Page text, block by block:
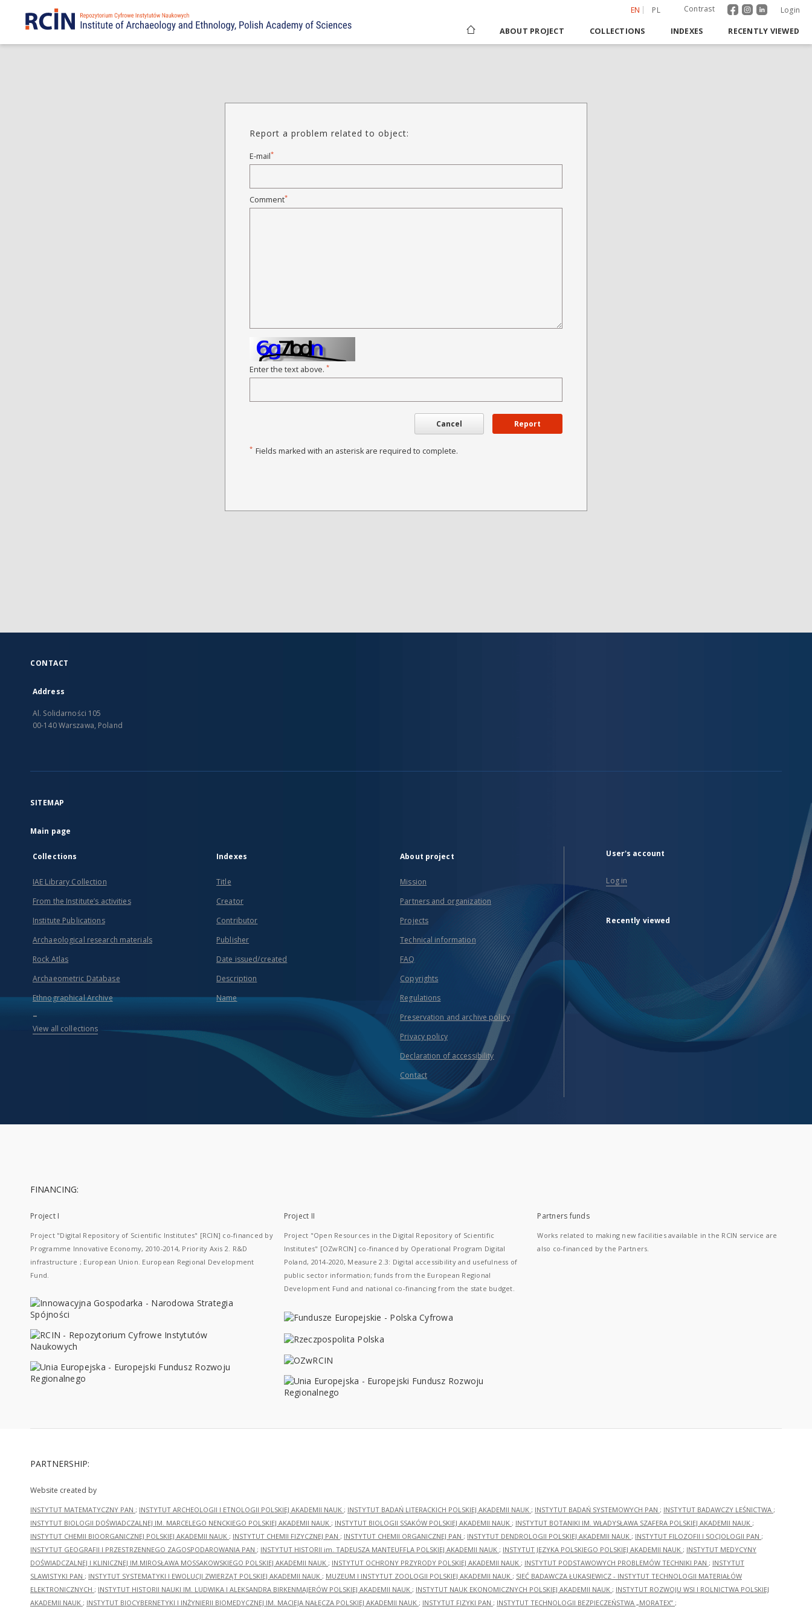
EN PL Contrast Login
ABOUT PROJECT COLLECTIONS INDEXES RECENTLY VIEWED
Report a problem related to object:
E-mail*
Comment*
Enter the text above. *
Cancel Report
* Fields marked with an asterisk are required to complete.
CONTACT
Address
Al. Solidarności 105
00-140 Warszawa, Poland
SITEMAP
Main page
Collections
IAE Library Collection
From the Institute’s activities
Institute Publications
Archaeological research materials
Rock Atlas
Archaeometric Database
Ethnographical Archive
...
View all collections
Indexes
Title
Creator
Contributor
Publisher
Date issued/created
Description
Name
About project
Mission
Partners and organization
Projects
Technical information
FAQ
Copyrights
Regulations
Preservation and archive policy
Privacy policy
Declaration of accessibility
Contact
User's account
Log in
Recently viewed
FINANCING:
Project I
Project "Digital Repository of Scientific Institutes" [RCIN] co-financed by
Programme Innovative Economy, 2010-2014, Priority Axis 2. R&D
infrastructure ; European Union. European Regional Development
Fund.
Project II
Project "Open Resources in the Digital Repository of Scientific
Institutes" [OZwRCIN] co-financed by Operational Program Digital
Poland, 2014-2020, Measure 2.3: Digital accessibility and usefulness of
public sector information; funds from the European Regional
Development Fund and national co-financing from the state budget.
Partners funds
Works related to making new facilities available in the RCIN service are
also co-financed by the Partners.
PARTNERSHIP:
Website created by
INSTYTUT MATEMATYCZNY PAN ; INSTYTUT ARCHEOLOGII I ETNOLOGII POLSKIEJ AKADEMII NAUK ; INSTYTUT BADAŃ LITERACKICH POLSKIEJ AKADEMII NAUK ; INSTYTUT BADAŃ SYSTEMOWYCH PAN ; INSTYTUT BADAWCZY LEŚNICTWA ;
INSTYTUT BIOLOGII DOŚWIADCZALNEJ IM. MARCELEGO NENCKIEGO POLSKIEJ AKADEMII NAUK ; INSTYTUT BIOLOGII SSAKÓW POLSKIEJ AKADEMII NAUK ; INSTYTUT BOTANIKI IM. WŁADYSŁAWA SZAFERA POLSKIEJ AKADEMII NAUK ;
INSTYTUT CHEMII BIOORGANICZNEJ POLSKIEJ AKADEMII NAUK ; INSTYTUT CHEMII FIZYCZNEJ PAN ; INSTYTUT CHEMII ORGANICZNEJ PAN ; INSTYTUT DENDROLOGII POLSKIEJ AKADEMII NAUK ; INSTYTUT FILOZOFII I SOCJOLOGII PAN ;
INSTYTUT GEOGRAFII I PRZESTRZENNEGO ZAGOSPODAROWANIA PAN ; INSTYTUT HISTORII im. TADEUSZA MANTEUFFLA POLSKIEJ AKADEMII NAUK ; INSTYTUT JĘZYKA POLSKIEGO POLSKIEJ AKADEMII NAUK ; INSTYTUT MEDYCYNY
DOŚWIADCZALNEJ I KLINICZNEJ IM.MIROSŁAWA MOSSAKOWSKIEGO POLSKIEJ AKADEMII NAUK ; INSTYTUT OCHRONY PRZYRODY POLSKIEJ AKADEMII NAUK ; INSTYTUT PODSTAWOWYCH PROBLEMÓW TECHNIKI PAN ; INSTYTUT
SLAWISTYKI PAN ; INSTYTUT SYSTEMATYKI I EWOLUCJI ZWIERZĄT POLSKIEJ AKADEMII NAUK ; MUZEUM I INSTYTUT ZOOLOGII POLSKIEJ AKADEMII NAUK ; SIEĆ BADAWCZA ŁUKASIEWICZ - INSTYTUT TECHNOLOGII MATERIAŁÓW
ELEKTRONICZNYCH ; INSTYTUT HISTORII NAUKI IM. LUDWIKA I ALEKSANDRA BIRKENMAJERÓW POLSKIEJ AKADEMII NAUK ; INSTYTUT NAUK EKONOMICZNYCH POLSKIEJ AKADEMII NAUK ; INSTYTUT ROZWOJU WSI I ROLNICTWA POLSKIEJ
AKADEMII NAUK ; INSTYTUT BIOCYBERNETYKI I INŻYNIERII BIOMEDYCZNEJ IM. MACIEJA NAŁĘCZA POLSKIEJ AKADEMII NAUK ; INSTYTUT FIZYKI PAN ; INSTYTUT TECHNOLOGII BEZPIECZEŃSTWA „MORATEX” ;